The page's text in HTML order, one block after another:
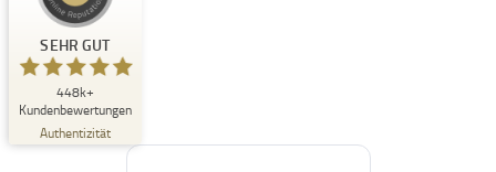
SEHR GUT
448k+
Kundenbewertungen
Authentizität
Kundenbewertungen und Erfahrungen zu
SEHR GUT
4,84
/
5,00